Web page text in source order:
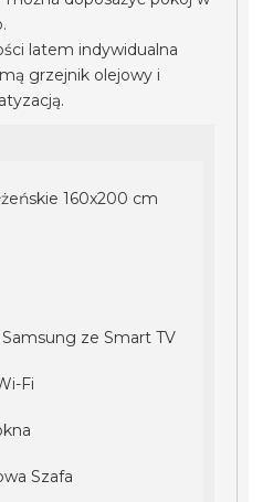
latem indywidualna
grzejnik olejowy i
160x200 cm
ze Smart TV
Fi
Szafa